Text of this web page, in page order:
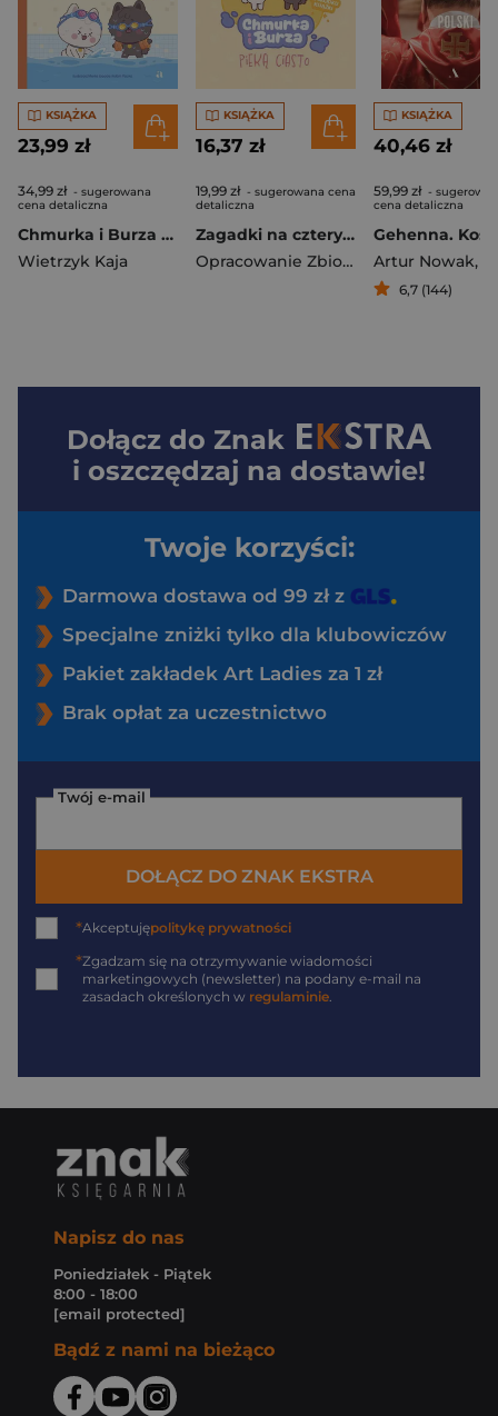
KSIĄŻKA
23,99 zł
34,99 zł - sugerowana
cena detaliczna
Chmurka i Burza uczą się pływać
Wietrzyk Kaja
KSIĄŻKA
16,37 zł
19,99 zł - sugerowana cena
detaliczna
Zagadki na cztery łapki. Tom 2. Chmurka i Burza pieką ciasto
Opracowanie Zbiorowe
KSIĄŻKA
40,46 zł
59,99 zł -
cena detaliczna
Artur Nowak,
6,7 (144)
Dołącz do Znak
i oszczędzaj na dostawie!
Twoje korzyści:
Darmowa dostawa od 99 zł z
Specjalne zniżki tylko dla klubowiczów
Pakiet zakładek Art Ladies za 1 zł
Brak opłat za uczestnictwo
Twój e-mail
DOŁĄCZ DO ZNAK EKSTRA
*Akceptujępolitykę prywatności
*Zgadzam się na otrzymywanie wiadomości
marketingowych (newsletter) na podany e-mail na
zasadach określonych w regulaminie
Napisz do nas
Poniedziałek - Piątek
8:00 - 18:00
[email protected]
Bądź z nami na bieżąco